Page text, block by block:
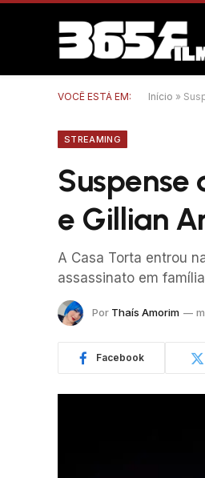
VOCÊ ESTÁ EM: Início »
STREAMING
Suspense
e Gillian
A Casa Torta entrou
assassinato em
Por Thaís Amorim
Facebook